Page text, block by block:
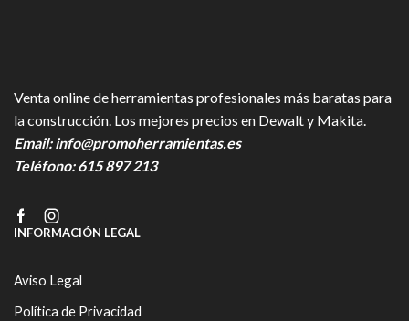
Venta online de herramientas profesionales más baratas para
la construcción. Los mejores precios en Dewalt y Makita.
Email:info@promoherramientas.es
Teléfono:615 897 213
FacebookInstagram
INFORMACIÓN LEGAL
Aviso Legal
Política de Privacidad